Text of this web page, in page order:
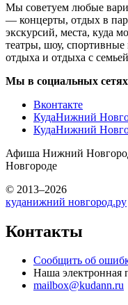
Мы советуем любые
— концерты, отдых в
экскурсий, места, куда
театры, шоу, спортивные
отдыха и отдыха с
Мы в социальных сетях
Вконтакте
КудаНижний
КудаНижний
Афиша Нижний
Новгороде
© 2013–2026
куданижний новгород.ру
Контакты
Сообщить об
Наша электронная
mailbox@kudann.ru